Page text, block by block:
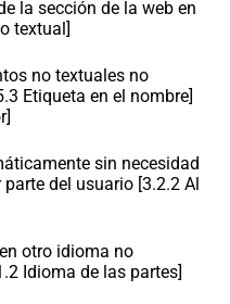
la sección de la web en
textual]
no textuales no
Etiqueta en el nombre]
sin necesidad
del usuario [3.2.2 Al
otro idioma no
Idioma de las partes]